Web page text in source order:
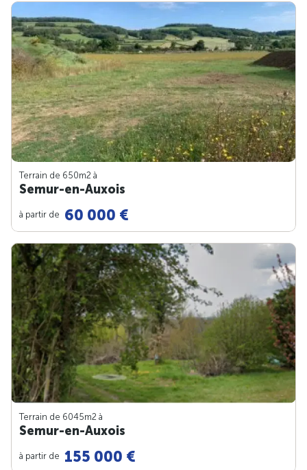
Terrain de 650m2 à
Semur-en-Auxois
à partir de 60 000 €
Terrain de 6045m2 à
Semur-en-Auxois
à partir de 155 000 €